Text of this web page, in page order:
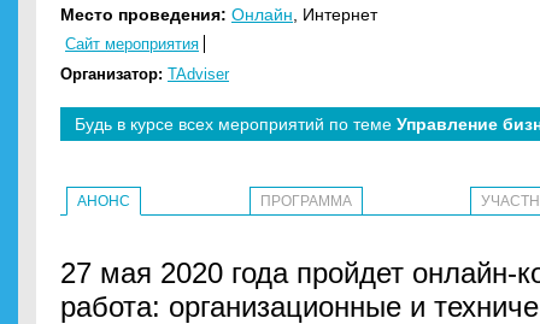
Место проведения: Онлайн , Интернет
Сайт мероприятия
Организатор: TAdviser
Будь в курсе всех мероприятий по теме Управление
АНОНС ПРОГРАММА
27 мая 2020 года пройдет онлайн-
работа: организационные и